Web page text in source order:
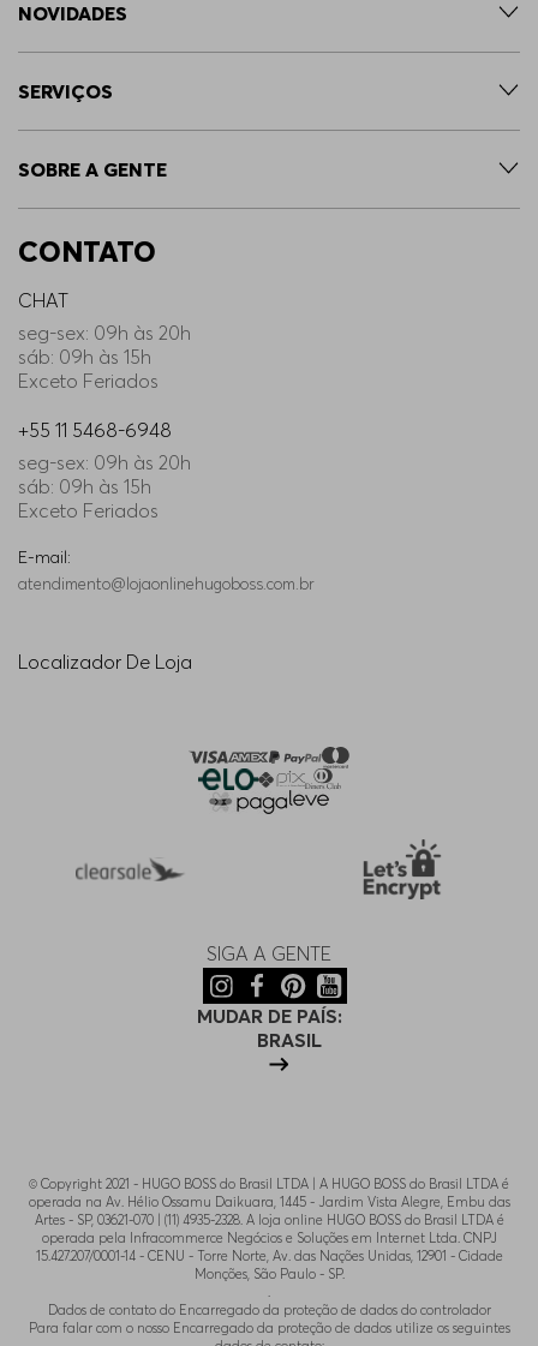
NOVIDADES
SERVIÇOS
SOBRE A GENTE
CONTATO
CHAT
seg-sex: 09h às 20h
sáb: 09h às 15h
Exceto Feriados
+55 11 5468-6948
seg-sex: 09h às 20h
sáb: 09h às 15h
Exceto Feriados
E-mail:
atendimento@lojaonlinehugoboss.com.br
Localizador De Loja
SIGA A GENTE
MUDAR DE PAÍS:
BRASIL
© Copyright 2021 - HUGO BOSS do Brasil LTDA | A HUGO BOSS do Brasil LTDA é
operada na Av. Hélio Ossamu Daikuara, 1445 - Jardim Vista Alegre, Embu das
Artes - SP, 03621-070 | (11) 4935-2328. A loja online HUGO BOSS do Brasil LTDA é
operada pela Infracommerce Negócios e Soluções em Internet Ltda. CNPJ
15.427.207/0001-14 - CENU - Torre Norte, Av. das Nações Unidas, 12901 - Cidade
Monções, São Paulo - SP.
.
Dados de contato do Encarregado da proteção de dados do controlador
Para falar com o nosso Encarregado da proteção de dados utilize os seguintes